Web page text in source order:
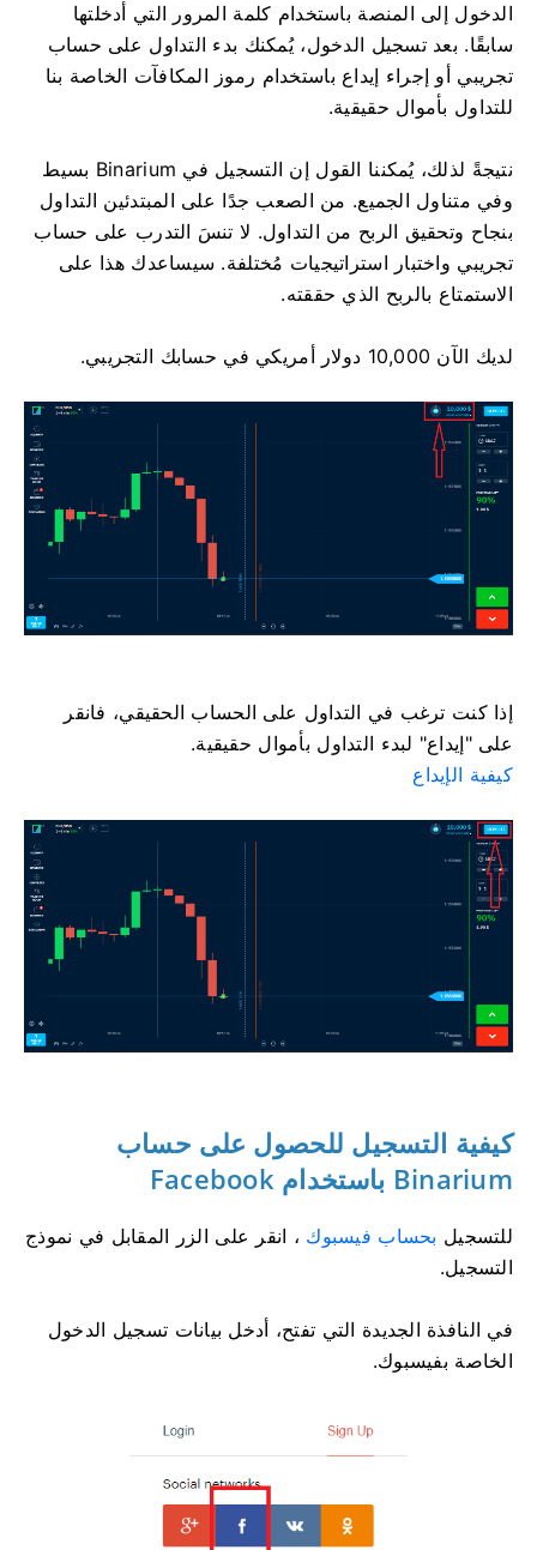
الدخول إلى المنصة باستخدام كلمة المرور التي أدخلتها
سابقًا. بعد تسجيل الدخول، يُمكنك بدء التداول على حساب
تجريبي أو إجراء إيداع باستخدام رموز المكافآت الخاصة بنا
للتداول بأموال حقيقية.
نتيجةً لذلك، يُمكننا القول إن التسجيل في Binarium بسيط
وفي متناول الجميع. من الصعب جدًا على المبتدئين التداول
بنجاح وتحقيق الربح من التداول. لا تنسَ التدرب على حساب
تجريبي واختبار استراتيجيات مُختلفة. سيساعدك هذا على
الاستمتاع بالربح الذي حققته.
لديك الآن 10,000 دولار أمريكي في حسابك التجريبي.
إذا كنت ترغب في التداول على الحساب الحقيقي، فانقر
على "إيداع" لبدء التداول بأموال حقيقية.
كيفية الإيداع
كيفية التسجيل للحصول على حساب
Binarium باستخدام Facebook
للتسجيل بحساب فيسبوك ، انقر على الزر المقابل في نموذج
التسجيل.
في النافذة الجديدة التي تفتح، أدخل بيانات تسجيل الدخول
الخاصة بفيسبوك.